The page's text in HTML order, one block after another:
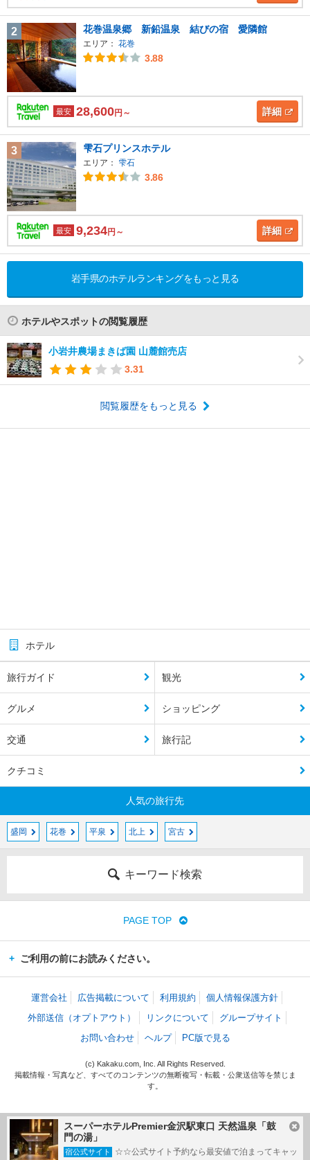
2 花巻温泉郷 新鉛温泉 結びの宿 愛隣館
エリア： 花巻
3.88
最安 28,600円～ 詳細
3 雫石プリンスホテル
エリア： 雫石
3.86
最安 9,234円～ 詳細
岩手県のホテルランキングをもっと見る
ホテルやスポットの閲覧履歴
小岩井農場まきば園 山麓館売店
3.31
閲覧履歴をもっと見る
スーパーホテルPremier金沢駅東口 天然温泉「鼓
門の湯」
宿公式サイト
☆☆公式サイト予約なら最安値で泊まってキャッ
ホテル
旅行ガイド 観光
グルメ ショッピング
交通 旅行記
クチコミ
人気の旅行先
盛岡 花巻 平泉 北上 宮古
キーワード検索
PAGE TOP
ご利用の前にお読みください。
運営会社 広告掲載について 利用規約
個人情報保護方針
外部送信（オプトアウト）
リンクについて
グループサイト
お問い合わせ
ヘルプ PC版で見る
(c) Kakaku.com, Inc. All Rights Reserved.
掲載情報・写真など、すべてのコンテンツの無断複写・転載・公衆送信等を禁じま
す。